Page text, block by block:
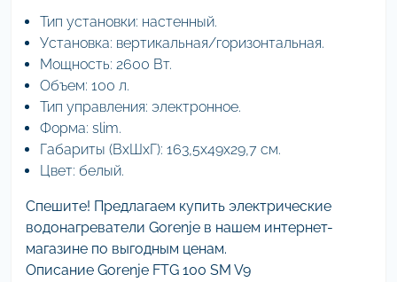
Тип установки: настенный.
Установка: вертикальная/горизонтальная.
Мощность: 2600 Вт.
Объем: 100 л.
Тип управления: электронное.
Форма: slim.
Габариты (ВхШхГ): 163,5х49х29,7 см.
Цвет: белый.
Спешите! Предлагаем купить электрические
водонагреватели Gorenje в нашем интернет-
магазине по выгодным ценам.
Описание Gorenje FTG 100 SM V9